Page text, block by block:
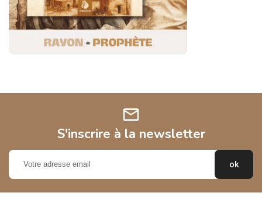
mail
S'inscrire à la newsletter